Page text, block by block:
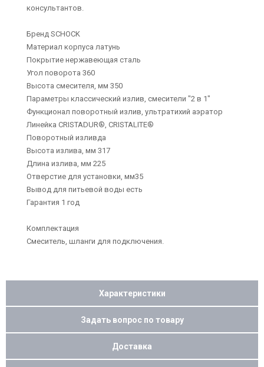
консультантов.
Бренд SCHOCK
Материал корпуса латунь
Покрытие нержавеющая сталь
Угол поворота 360
Высота смесителя, мм 350
Параметры классический излив, смесители "2 в 1"
Функционал поворотный излив, ультратихий аэратор
Линейка CRISTADUR®, CRISTALITE®
Поворотный изливда
Высота излива, мм 317
Длина излива, мм 225
Отверстие для установки, мм35
Вывод для питьевой воды есть
Гарантия 1 год
Комплектация
Смеситель, шланги для подключения.
Характеристики
Задать вопрос по товару
Доставка